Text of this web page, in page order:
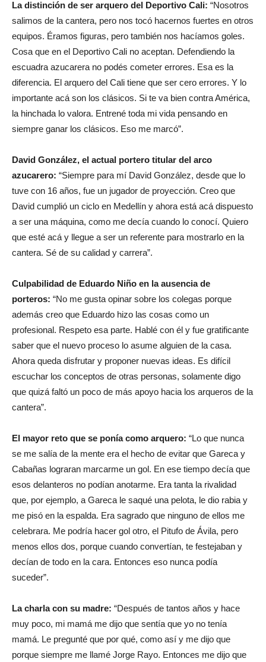
La distinción de ser arquero del Deportivo Cali: “Nosotros
salimos de la cantera, pero nos tocó hacernos fuertes en otros
equipos. Éramos figuras, pero también nos hacíamos goles.
Cosa que en el Deportivo Cali no aceptan. Defendiendo la
escuadra azucarera no podés cometer errores. Esa es la
diferencia. El arquero del Cali tiene que ser cero errores. Y lo
importante acá son los clásicos. Si te va bien contra América,
la hinchada lo valora. Entrené toda mi vida pensando en
siempre ganar los clásicos. Eso me marcó”.
David González, el actual portero titular del arco
azucarero: “Siempre para mí David González, desde que lo
tuve con 16 años, fue un jugador de proyección. Creo que
David cumplió un ciclo en Medellín y ahora está acá dispuesto
a ser una máquina, como me decía cuando lo conocí. Quiero
que esté acá y llegue a ser un referente para mostrarlo en la
cantera. Sé de su calidad y carrera”.
Culpabilidad de Eduardo Niño en la ausencia de
porteros: “No me gusta opinar sobre los colegas porque
además creo que Eduardo hizo las cosas como un
profesional. Respeto esa parte. Hablé con él y fue gratificante
saber que el nuevo proceso lo asume alguien de la casa.
Ahora queda disfrutar y proponer nuevas ideas. Es difícil
escuchar los conceptos de otras personas, solamente digo
que quizá faltó un poco de más apoyo hacia los arqueros de la
cantera”.
El mayor reto que se ponía como arquero: “Lo que nunca
se me salía de la mente era el hecho de evitar que Gareca y
Cabañas lograran marcarme un gol. En ese tiempo decía que
esos delanteros no podían anotarme. Era tanta la rivalidad
que, por ejemplo, a Gareca le saqué una pelota, le dio rabia y
me pisó en la espalda. Era sagrado que ninguno de ellos me
celebrara. Me podría hacer gol otro, el Pitufo de Ávila, pero
menos ellos dos, porque cuando convertían, te festejaban y
decían de todo en la cara. Entonces eso nunca podía
suceder”.
La charla con su madre: “Después de tantos años y hace
muy poco, mi mamá me dijo que sentía que yo no tenía
mamá. Le pregunté que por qué, como así y me dijo que
porque siempre me llamé Jorge Rayo. Entonces me dijo que